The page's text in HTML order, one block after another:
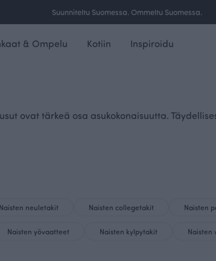
Suunniteltu Suomessa. Ommeltu Suomessa.
& Ompelu Kotiin Inspiroidu
ovat tärkeä osa asukokonaisuutta.
Naisten neuletakit Naisten collegetakit Naisten
Naisten yövaatteet Naisten kylpytakit Naisten